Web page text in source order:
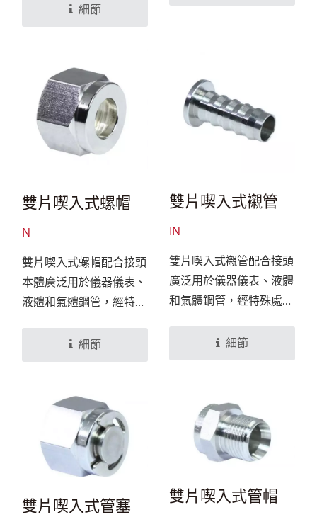
細節
雙片喫入式螺帽
N
雙片喫入式螺帽配合接頭
本體廣泛用於儀器儀表、
液體和氣體鋼管，經特殊
醫療設備。 細節
雙片喫入式襯管
IN
雙片喫入式襯管配合接頭
廣泛用於儀器儀表、液體
和氣體鋼管，經特殊處理
細節
雙片喫入式管塞 雙片喫入式管帽